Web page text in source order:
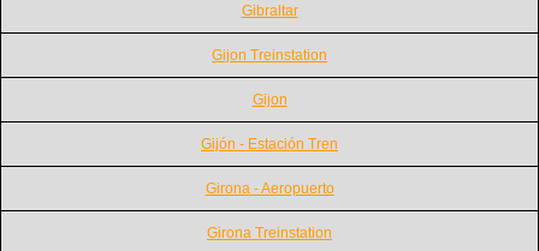
Gibraltar
Gijon Treinstation
Gijon
Gijón - Estación Tren
Girona - Aeropuerto
Girona Treinstation